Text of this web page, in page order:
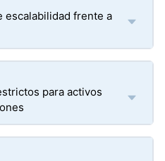
escalabilidad frente a
para activos